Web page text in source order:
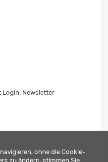
Newsletter
ohne die Cookie-
zu ändern, stimmen Sie